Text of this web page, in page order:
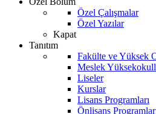
Özel Çalışmalar
Özel Yazılar
Kapat
Tanıtım
Fakülte ve Yüksek
Meslek
Liseler
Kurslar
Lisans Programları
Önlisans